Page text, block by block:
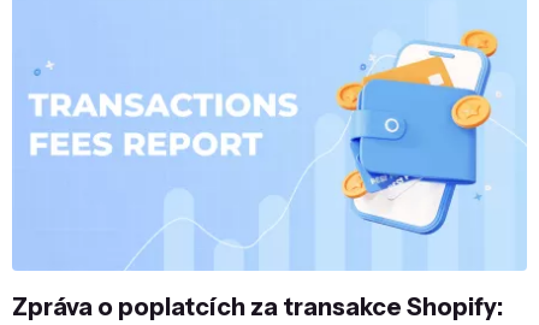
Zpráva o poplatcích za transakce Shopify: